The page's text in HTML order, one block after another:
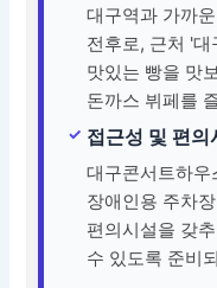
대구역과 가까
전후로, 근처 '
맛있는 빵을 맛
돈까스 뷔페를
접근성 및 편의
대구콘서트하
장애인용 주차
편의시설을 갖
수 있도록 준비